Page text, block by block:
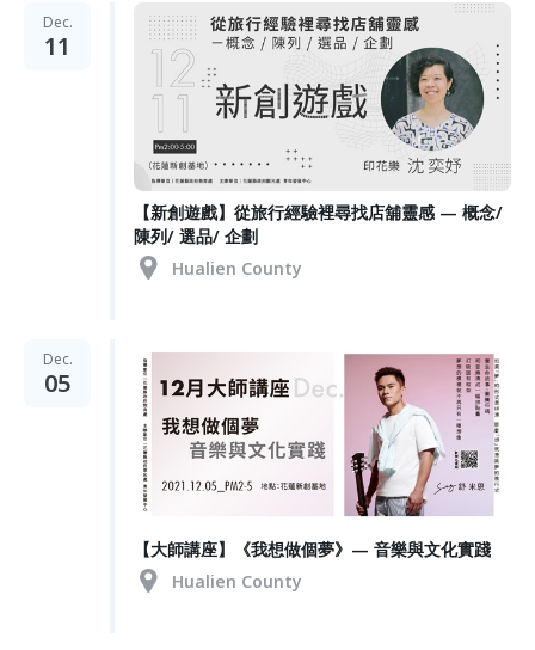
Dec.
11
【新創遊戲】從旅行經驗裡尋找店舖靈感 — 概念/
陳列/ 選品/ 企劃
Hualien County
Dec.
05
【大師講座】《我想做個夢》— 音樂與文化實踐
Hualien County